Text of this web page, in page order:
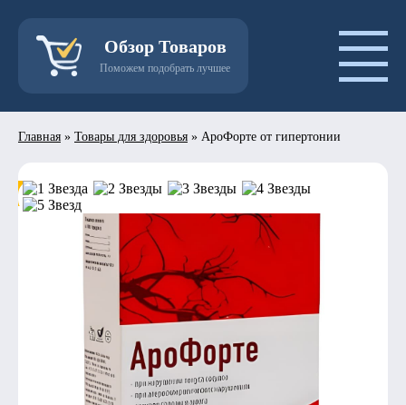
Обзор Товаров
Поможем подобрать лучшее
Главная » Товары для здоровья » АроФорте от гипертонии
- 50%